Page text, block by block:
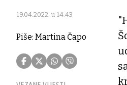
19.04.2022. u 14:43
Piše: Martina Čapo